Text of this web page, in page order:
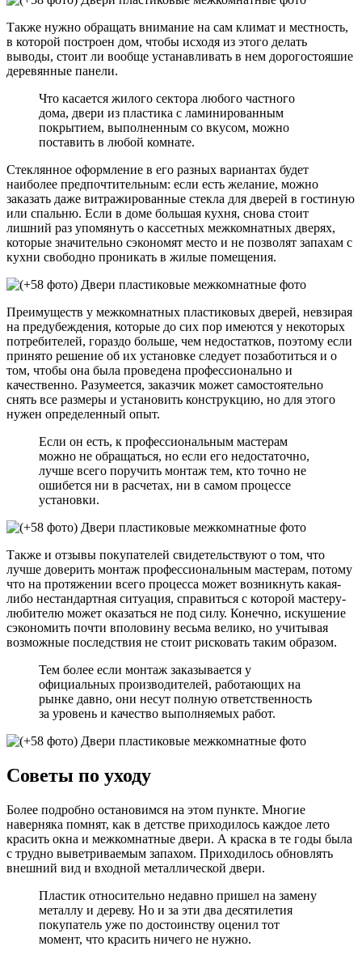
Также нужно обращать внимание на сам климат и местность,
в которой построен дом, чтобы исходя из этого делать
выводы, стоит ли вообще устанавливать в нем дорогостояшие
деревянные панели.
Что касается жилого сектора любого частного
дома, двери из пластика с ламинированным
покрытием, выполненным со вкусом, можно
поставить в любой комнате.
Стеклянное оформление в его разных вариантах будет
наиболее предпочтительным: если есть желание, можно
заказать даже витражированные стекла для дверей в гостиную
или спальню. Если в доме большая кухня, снова стоит
лишний раз упомянуть о кассетных межкомнатных дверях,
которые значительно сэкономят место и не позволят запахам с
кухни свободно проникать в жилые помещения.
Преимуществ у межкомнатных пластиковых дверей, невзирая
на предубеждения, которые до сих пор имеются у некоторых
потребителей, гораздо больше, чем недостатков, поэтому если
принято решение об их установке следует позаботиться и о
том, чтобы она была проведена профессионально и
качественно. Разумеется, заказчик может самостоятельно
снять все размеры и установить конструкцию, но для этого
нужен определенный опыт.
Если он есть, к профессиональным мастерам
можно не обращаться, но если его недостаточно,
лучше всего поручить монтаж тем, кто точно не
ошибется ни в расчетах, ни в самом процессе
установки.
Также и отзывы покупателей свидетельствуют о том, что
лучше доверить монтаж профессиональным мастерам, потому
что на протяжении всего процесса может возникнуть какая-
либо нестандартная ситуация, справиться с которой мастеру-
любителю может оказаться не под силу. Конечно, искушение
сэкономить почти вполовину весьма велико, но учитывая
возможные последствия не стоит рисковать таким образом.
Тем более если монтаж заказывается у
официальных производителей, работающих на
рынке давно, они несут полную ответственность
за уровень и качество выполняемых работ.
Советы по уходу
Более подробно остановимся на этом пункте. Многие
наверняка помнят, как в детстве приходилось каждое лето
красить окна и межкомнатные двери. А краска в те годы была
с трудно выветриваемым запахом. Приходилось обновлять
внешний вид и входной металлической двери.
Пластик относительно недавно пришел на замену
металлу и дереву. Но и за эти два десятилетия
покупатель уже по достоинству оценил тот
момент, что красить ничего не нужно.